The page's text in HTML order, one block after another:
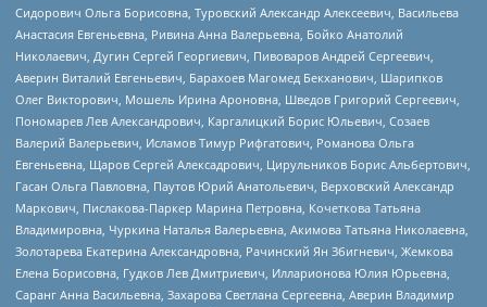
Сидорович Ольга Борисовна, Туровский Александр Алексеевич, Васильева
Анастасия Евгеньевна, Ривина Анна Валерьевна, Бойко Анатолий
Николаевич, Дугин Сергей Георгиевич, Пивоваров Андрей Сергеевич,
Аверин Виталий Евгеньевич, Барахоев Магомед Бекханович, Шарипков
Олег Викторович, Мошель Ирина Ароновна, Шведов Григорий Сергеевич,
Пономарев Лев Александрович, Каргалицкий Борис Юльевич, Созаев
Валерий Валерьевич, Исламов Тимур Рифгатович, Романова Ольга
Евгеньевна, Щаров Сергей Алексадрович, Цирульников Борис Альбертович,
Гасан Ольга Павловна, Паутов Юрий Анатольевич, Верховский Александр
Маркович, Пислакова-Паркер Марина Петровна, Кочеткова Татьяна
Владимировна, Чуркина Наталья Валерьевна, Акимова Татьяна Николаевна,
Золотарева Екатерина Александровна, Рачинский Ян Збигневич, Жемкова
Елена Борисовна, Гудков Лев Дмитриевич, Илларионова Юлия Юрьевна,
Саранг Анна Васильевна, Захарова Светлана Сергеевна, Аверин Владимир